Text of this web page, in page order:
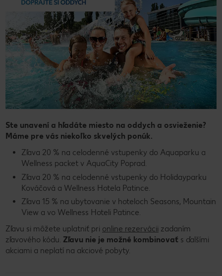
Ste unavení a hľadáte miesto na oddych a osvieženie?
Máme pre vás niekoľko skvelých ponúk.
Zľava 20 % na celodenné vstupenky do Aquaparku a
Wellness packet v AquaCity Poprad.
Zľava 20 % na celodenné vstupenky do Holidayparku
Kováčová a Wellness Hotela Patince.
Zľava 15 % na ubytovanie v hoteloch Seasons, Mountain
View a vo Wellness Hoteli Patince.
Zľavu si môžete uplatniť pri online rezervácii zadaním
zľavového kódu. Zľavu nie je možné kombinovať s ďalšími
akciami a neplatí na akciové pobyty.